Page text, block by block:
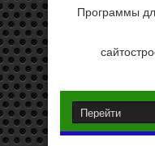
Программы